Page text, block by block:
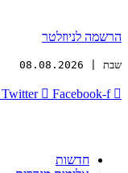
הרשמה לניוזלטר
שבת | 08.08.2026
Twitter Facebook-f
חדשות